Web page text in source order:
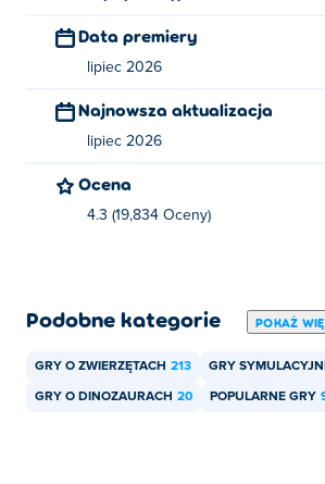
Dino Simulator został stworzony przez
Jak mogę grać w Dino Simulator
Możesz zagrać w Dino Simulator za
Czy mogę grać w Dino Simulator
W Dino Simulator można grać na
Data premiery
lipiec 2026
Najnowsza aktualizacja
lipiec 2026
Ocena
4.3 (19,834 Oceny)
Podobne kategorie POKAŻ
GRY O ZWIERZĘTACH 213 GRY
GRY O DINOZAURACH 20 POPULARNE GRY